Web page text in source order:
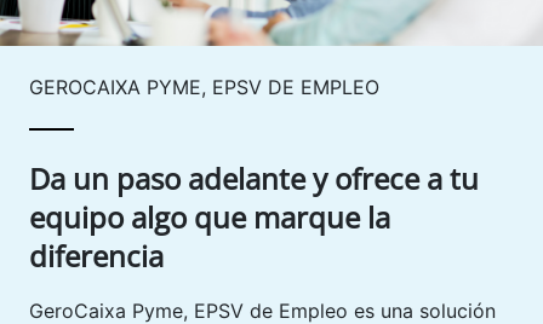
GEROCAIXA PYME, EPSV DE EMPLEO
Da un paso adelante y ofrece a tu
equipo algo que marque la
diferencia
GeroCaixa Pyme, EPSV de Empleo es una solución